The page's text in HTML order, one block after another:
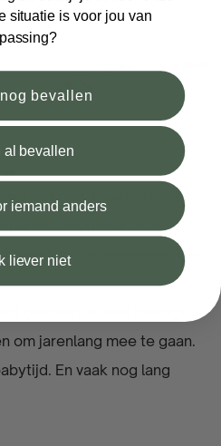
per dag. Daarom kozen
hoogwaardige
eenvoudig gewassen kan
geleverd in een handige
om jarenlang mee te gaan.
En vaak nog lang
situatie is voor jou van
bevallen
al bevallen
iemand anders
liever niet